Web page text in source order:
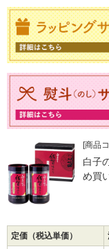
[商品
白子
め買
定価（税込単価）